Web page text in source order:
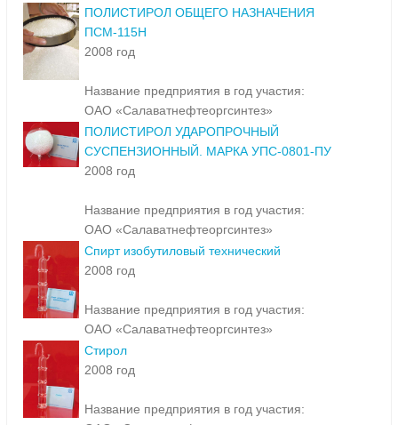
ПОЛИСТИРОЛ ОБЩЕГО НАЗНАЧЕНИЯ
ПСМ-115Н
2008 год
Название предприятия в год участия:
ОАО «Салаватнефтеоргсинтез»
ПОЛИСТИРОЛ УДАРОПРОЧНЫЙ
СУСПЕНЗИОННЫЙ. МАРКА УПС-0801-ПУ
2008 год
Название предприятия в год участия:
ОАО «Салаватнефтеоргсинтез»
Спирт изобутиловый технический
2008 год
Название предприятия в год участия:
ОАО «Салаватнефтеоргсинтез»
Стирол
2008 год
Название предприятия в год участия: